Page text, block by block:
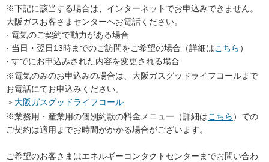
※下記に該当する場合は、インターネットでお申込みできません。
大阪ガスお客さまセンターへお電話ください。
· 電気のご契約で動力がある場合
· 当日・翌日13時までのご訪問をご希望の場合（詳細はこちら ）
· すでにお申込みされた内容を変更される場合
※電気のみのお申込みの場合は、大阪ガスグッドライフコールまで
お電話にてお申込みください。
＞ 大阪ガスグッドライフコール
※業務用・産業用の個別約款の料金メニュー（詳細はこちら ）での
ご契約は適用までお時間がかかる場合がございます。
ご希望のお客さまはエネルギーコンタクトセンターまでお問い合わ